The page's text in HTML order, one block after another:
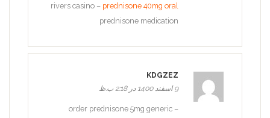
rivers casino – prednisone 40mg oral
prednisone medication
KDGZEZ
9 اسفند 1400 در 2:18 ب.ظ
order prednisone 5mg generic –